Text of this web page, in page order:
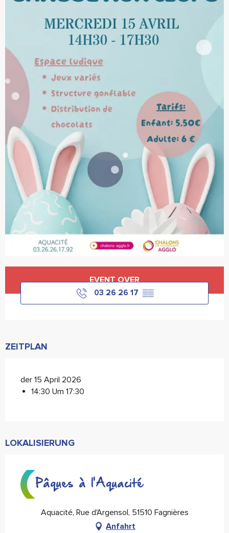
EVENT OVER
03 26 26 17 ▒▒
ZEITPLAN
der 15 April 2026
14:30 Um 17:30
LOKALISIERUNG
Pâques à l'Aquacité
Aquacité, Rue d'Argensol, 51510 Fagnières
Anfahrt